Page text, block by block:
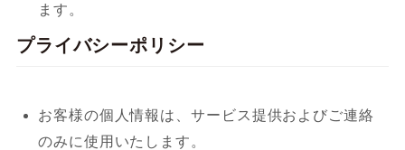
ます。
プライバシーポリシー
お客様の個人情報は、サービス提供およびご連絡
のみに使用いたします。